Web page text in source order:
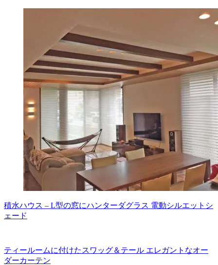
積水ハウス – L型の窓にハンターダグラス 電動シルエットシ
ェード
ティールームに付けたスワッグ＆テール エレガントなオー
ダーカーテン